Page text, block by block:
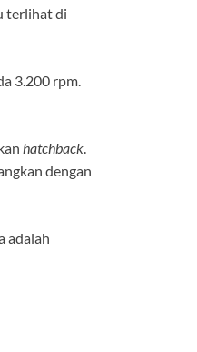
terlihat di
3.200 rpm.
hatchback
dengan
adalah